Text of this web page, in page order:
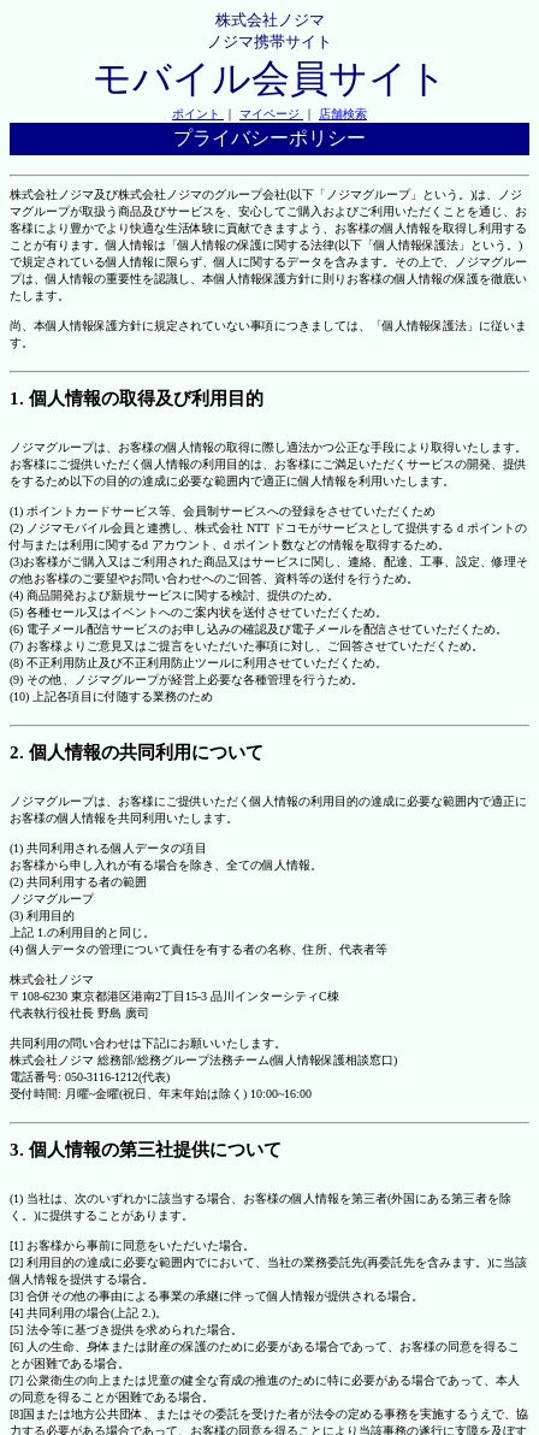
株式会社ノジマ
ノジマ携帯サイト
モバイル会員サイト
ポイント ｜ マイページ ｜ 店舗検索
プライバシーポリシー
株式会社ノジマ及び株式会社ノジマのグループ会社(以下「ノジマグループ」という。)は、ノジ
マグループが取扱う商品及びサービスを、安心してご購入およびご利用いただくことを通じ、お
客様により豊かでより快適な生活体験に貢献できますよう、お客様の個人情報を取得し利用する
ことが有ります。個人情報は「個人情報の保護に関する法律(以下「個人情報保護法」という。)
で規定されている個人情報に限らず、個人に関するデータを含みます。その上で、ノジマグルー
プは、個人情報の重要性を認識し、本個人情報保護方針に則りお客様の個人情報の保護を徹底い
たします。
尚、本個人情報保護方針に規定されていない事項につきましては、「個人情報保護法」に従いま
す。
1. 個人情報の取得及び利用目的
ノジマグループは、お客様の個人情報の取得に際し適法かつ公正な手段により取得いたします。
お客様にご提供いただく個人情報の利用目的は、お客様にご満足いただくサービスの開発、提供
をするため以下の目的の達成に必要な範囲内で適正に個人情報を利用いたします。
(1) ポイントカードサービス等、会員制サービスへの登録をさせていただくため
(2) ノジマモバイル会員と連携し、株式会社 NTT ドコモがサービスとして提供する d ポイントの
付与または利用に関するd アカウント、d ポイント数などの情報を取得するため。
(3)お客様がご購入又はご利用された商品又はサービスに関し、連絡、配達、工事、設定、修理そ
の他お客様のご要望やお問い合わせへのご回答、資料等の送付を行うため。
(4) 商品開発および新規サービスに関する検討、提供のため。
(5) 各種セール又はイベントへのご案内状を送付させていただくため。
(6) 電子メール配信サービスのお申し込みの確認及び電子メールを配信させていただくため。
(7) お客様よりご意見又はご提言をいただいた事項に対し、ご回答させていただくため。
(8) 不正利用防止及び不正利用防止ツールに利用させていただくため。
(9) その他、ノジマグループが経営上必要な各種管理を行うため。
(10) 上記各項目に付随する業務のため
2. 個人情報の共同利用について
ノジマグループは、お客様にご提供いただく個人情報の利用目的の達成に必要な範囲内で適正に
お客様の個人情報を共同利用いたします。
(1) 共同利用される個人データの項目
お客様から申し入れが有る場合を除き、全ての個人情報。
(2) 共同利用する者の範囲
ノジマグループ
(3) 利用目的
上記 1.の利用目的と同じ。
(4) 個人データの管理について責任を有する者の名称、住所、代表者等
株式会社ノジマ
〒108-6230 東京都港区港南2丁目15-3 品川インターシティC棟
代表執行役社長 野島 廣司
共同利用の問い合わせは下記にお願いいたします。
株式会社ノジマ 総務部/総務グループ法務チーム(個人情報保護相談窓口)
電話番号: 050-3116-1212(代表)
受付時間: 月曜~金曜(祝日、年末年始は除く) 10:00~16:00
3. 個人情報の第三社提供について
(1) 当社は、次のいずれかに該当する場合、お客様の個人情報を第三者(外国にある第三者を除
く。)に提供することがあります。
[1] お客様から事前に同意をいただいた場合。
[2] 利用目的の達成に必要な範囲内でにおいて、当社の業務委託先(再委託先を含みます。)に当該
個人情報を提供する場合。
[3] 合併その他の事由による事業の承継に伴って個人情報が提供される場合。
[4] 共同利用の場合(上記 2.)。
[5] 法令等に基づき提供を求められた場合。
[6] 人の生命、身体または財産の保護のために必要がある場合であって、お客様の同意を得るこ
とが困難である場合。
[7] 公衆衛生の向上または児童の健全な育成の推進のために特に必要がある場合であって、本人
の同意を得ることが困難である場合。
[8]国または地方公共団体、またはその委託を受けた者が法令の定める事務を実施するうえで、協
力する必要がある場合であって、お客様の同意を得ることにより当該事務の遂行に支障を及ぼす